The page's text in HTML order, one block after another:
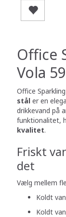
Office
Vola
Office
stål er en
drikkevand på
funktionalitet,
kvalitet.
Friskt
det
Vælg mellem
Koldt
Koldt